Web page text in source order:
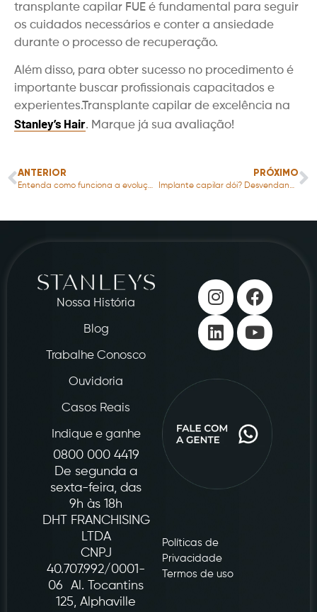
transplante capilar FUE é fundamental para seguir
os cuidados necessários e conter a ansiedade
durante o processo de recuperação.
Além disso, para obter sucesso no procedimento é
importante buscar profissionais capacitados e
experientes.Transplante capilar de excelência na
Stanley’s Hair. Marque já sua avaliação!
ANTERIOR
Entenda como funciona a evolução do transplante capilar
PRÓXIMO
Implante capilar dói? Desvendando mitos e verdades sobre o procedimento
Nossa História
Blog
Trabalhe Conosco
Ouvidoria
Casos Reais
Indique e ganhe
0800 000 4419
De segunda a
sexta-feira, das
9h às 18h
DHT FRANCHISING
LTDA
CNPJ
40.707.992/0001-
06 Al. Tocantins
125, Alphaville
Políticas de
Privacidade
Termos de uso